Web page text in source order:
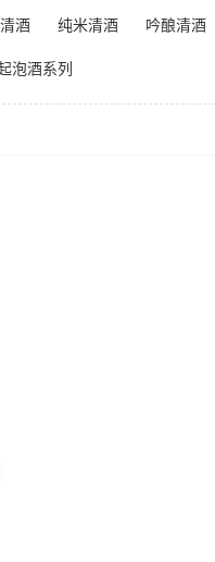
酒 纯米清酒 吟酿清酒
泡酒系列